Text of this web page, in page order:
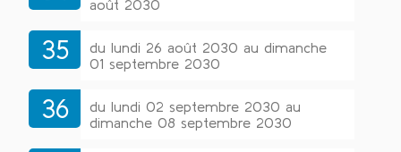
août 2030
35
du lundi 26 août 2030 au dimanche
01 septembre 2030
36
du lundi 02 septembre 2030 au
dimanche 08 septembre 2030